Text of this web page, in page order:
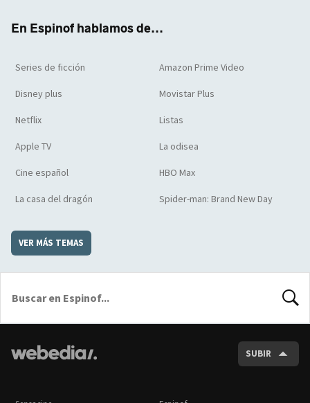
En Espinof hablamos de...
Series de ficción Amazon Prime Video
Disney plus Movistar Plus
Netflix Listas
Apple TV La odisea
Cine español HBO Max
La casa del dragón Spider-man: Brand New Day
VER MÁS TEMAS
SUBIR